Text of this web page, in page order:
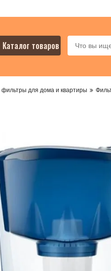
Каталог товаров
для дома и квартиры